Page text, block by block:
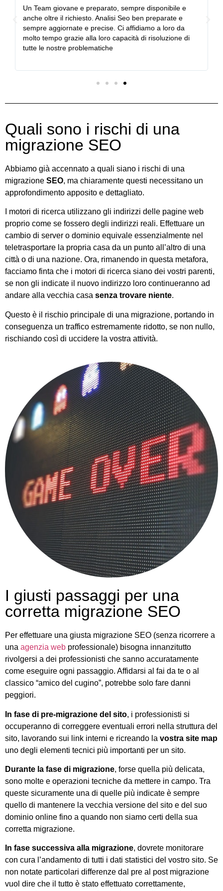
Un Team giovane e preparato, sempre disponibile e
anche oltre il richiesto. Analisi Seo ben preparate e
sempre aggiornate e precise. Ci affidiamo a loro da
molto tempo grazie alla loro capacità di risoluzione di
tutte le nostre problematiche
Quali sono i rischi di una
migrazione SEO
Abbiamo già accennato a quali siano i rischi di una
migrazione SEO, ma chiaramente questi necessitano un
approfondimento apposito e dettagliato.
I motori di ricerca utilizzano gli indirizzi delle pagine web
proprio come se fossero degli indirizzi reali. Effettuare un
cambio di server o dominio equivale essenzialmente nel
teletrasportare la propria casa da un punto all’altro di una
città o di una nazione. Ora, rimanendo in questa metafora,
facciamo finta che i motori di ricerca siano dei vostri parenti,
se non gli indicate il nuovo indirizzo loro continueranno ad
andare alla vecchia casa senza trovare niente.
Questo è il rischio principale di una migrazione, portando in
conseguenza un traffico estremamente ridotto, se non nullo,
rischiando così di uccidere la vostra attività.
I giusti passaggi per una
corretta migrazione SEO
Per effettuare una giusta migrazione SEO (senza ricorrere a
una agenzia web professionale) bisogna innanzitutto
rivolgersi a dei professionisti che sanno accuratamente
come eseguire ogni passaggio. Affidarsi al fai da te o al
classico “amico del cugino”, potrebbe solo fare danni
peggiori.
In fase di pre-migrazione del sito, i professionisti si
occuperanno di correggere eventuali errori nella struttura del
sito, lavorando sui link interni e ricreando la vostra site map
uno degli elementi tecnici più importanti per un sito.
Durante la fase di migrazione, forse quella più delicata,
sono molte e operazioni tecniche da mettere in campo. Tra
queste sicuramente una di quelle più indicate è sempre
quello di mantenere la vecchia versione del sito e del suo
dominio online fino a quando non siamo certi della sua
corretta migrazione.
In fase successiva alla migrazione, dovrete monitorare
con cura l’andamento di tutti i dati statistici del vostro sito. Se
non notate particolari differenze dal pre al post migrazione
vuol dire che il tutto è stato effettuato correttamente,